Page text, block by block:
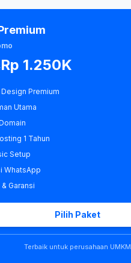
Rp 1.250K
Premium
Utama
1 Tahun
Setup
WhatsApp
Garansi
Pilih Paket
Terbaik untuk perusahaan UMKM